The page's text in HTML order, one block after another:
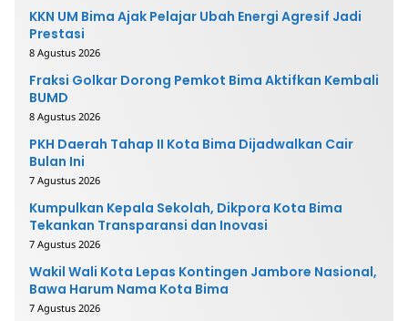
KKN UM Bima Ajak Pelajar Ubah Energi Agresif Jadi
Prestasi
8 Agustus 2026
Fraksi Golkar Dorong Pemkot Bima Aktifkan Kembali
BUMD
8 Agustus 2026
PKH Daerah Tahap II Kota Bima Dijadwalkan Cair
Bulan Ini
7 Agustus 2026
Kumpulkan Kepala Sekolah, Dikpora Kota Bima
Tekankan Transparansi dan Inovasi
7 Agustus 2026
Wakil Wali Kota Lepas Kontingen Jambore Nasional,
Bawa Harum Nama Kota Bima
7 Agustus 2026